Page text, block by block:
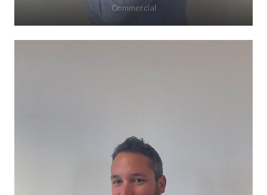
Commercial
abarolat@groupe-despretz.fr